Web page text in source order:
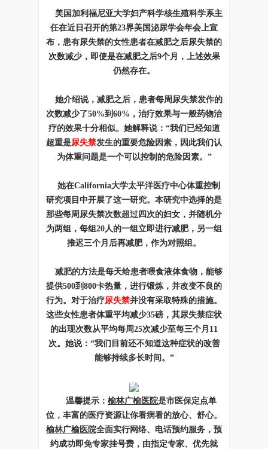
美国加利福尼亚大学妇产科学核生殖科学系主
任在近日召开的第23界美国泌尿学会年会上宣
布，患有尿失禁的女性患者在减肥之后尿失禁的
次数减少，即使是在减肥之后9个月，上述效果
仍然存在。
她介绍说，减肥之后，患者每周尿失禁发作的
次数减少了50%到60%，治疗效果与一般药物治
疗的效果十分相似。她解释说：“我们已经知道
超重是尿失禁发生的重要危险因素，因此我们认
为体重问题是一个可以控制的危险因素。”
她在California大学太平洋医疗中心体重控制
研究项目中开展了这一研究。本研究中选择的是
那些每周尿失禁次数超过四次的妇女，并随机分
为两组，每组20人的一组立即进行减肥，另一组
推迟三个月后再减肥，作为对照组。
减肥的方法是每天给患者喂食液体食物，能够
提供500到800卡热量，进行锻炼，并改变不良的
行为。对于治疗尿失禁并没有采取特殊的措施。
这些女性患者体重平均减少35磅，其尿失禁症状
的出现次数从平均每周25次减少至每三个月11
次。她说：“我们目前还不知道这种症状的改善
能够持续多长时间。”
温馨提示： 榆林广榆医院是市医保定点单
位，丰富的医疗资源让你看病看的放心、舒心。
榆林广榆医院全面实行网络、电话预约服务，预
约成功即免专家挂号费，由指定专家、优先就